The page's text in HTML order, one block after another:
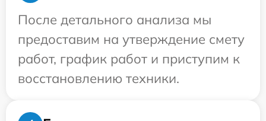
После детального анализа мы
предоставим на утверждение смету
работ, график работ и приступим к
восстановлению техники.